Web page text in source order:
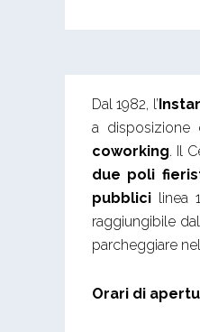
Dal 1982, l’
a disposizione
coworking. Il
due poli
pubblici linea
raggiungibile
parcheggiare
Orari di